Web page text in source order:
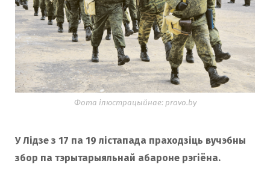
Фота ілюстрацыйнае: pravo.by
У Лідзе з 17 па 19 лістапада праходзіць вучэбны
збор па тэрытарыяльнай абароне рэгіёна.